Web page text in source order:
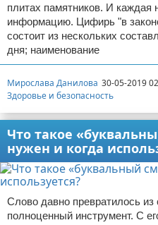
плитах памятников. И каждая
информацию. Цифирь "в
состоит из нескольких
дня; наименование
Мирослава Данилова 30-05-2019
Здоровье и безопасность
Что такое
нужен и когда
Слово давно превратилось
полноценный инструмент. С